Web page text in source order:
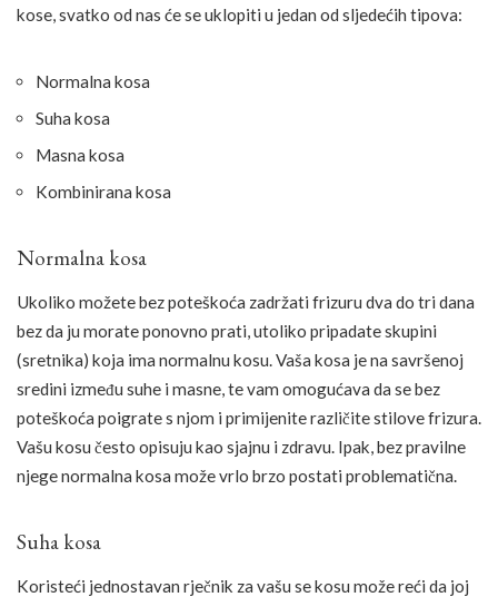
kose, svatko od nas će se uklopiti u jedan od sljedećih tipova:
Normalna kosa
Suha kosa
Masna kosa
Kombinirana kosa
Normalna kosa
Ukoliko možete bez poteškoća zadržati frizuru dva do tri dana
bez da ju morate ponovno prati, utoliko pripadate skupini
(sretnika) koja ima normalnu kosu. Vaša kosa je na savršenoj
sredini između suhe i masne, te vam omogućava da se bez
poteškoća poigrate s njom i primijenite različite stilove frizura.
Vašu kosu često opisuju kao sjajnu i zdravu. Ipak, bez pravilne
njege normalna kosa može vrlo brzo postati problematična.
Suha kosa
Koristeći jednostavan rječnik za vašu se kosu može reći da joj